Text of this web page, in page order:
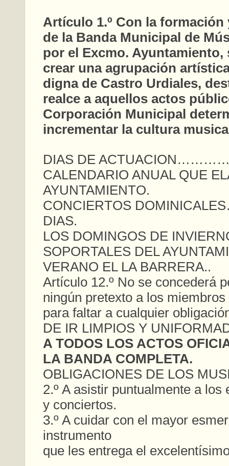
Artículo 1.º Con la
de la Banda Municipal de
por el Excmo. Ayuntamiento,
crear una agrupación
digna de Castro Urdiales,
realce a aquellos actos
Corporación Municipal
incrementar la cultura
DIAS DE
CALENDARIO ANUAL QUE
AYUNTAMIENTO.
CONCIERTOS
DIAS.
LOS DOMINGOS DE
SOPORTALES DEL
VERANO EL LA BARRERA..
Artículo 12.º No se concederá
ningún pretexto a los
para faltar a cualquier
DE IR LIMPIOS Y
A TODOS LOS ACTOS
LA BANDA COMPLETA.
OBLIGACIONES DE LOS
2.º A asistir puntualmente a los
y conciertos.
3.º A cuidar con el mayor
instrumento
que les entrega el